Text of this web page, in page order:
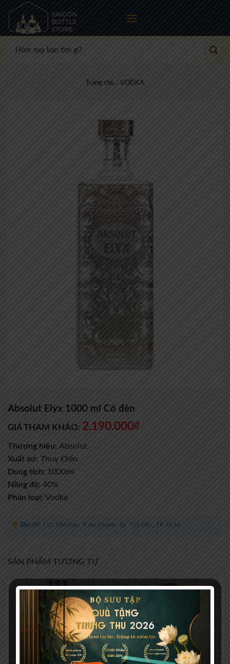
content
kiếm:
Trang chủ / VODKA
Absolut Elyx 1000 ml Có đèn
GIÁ THAM KHẢO: 2.190.000₫
Thương hiệu: Absolut
Xuất xứ: Thuỵ Điển
Dung tích: 1000ml
Nồng độ: 40%
Phân loại: Vodka
Địa chỉ: 110 Trần Não, P. An Khánh, Tp. Thủ Đức, TP. HCM
SẢN PHẨM TƯƠNG TỰ